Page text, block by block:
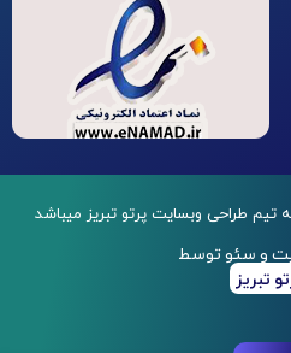
طراحی وبسایت پرتو تبریز میباشد
و سئو توسط
تبریز